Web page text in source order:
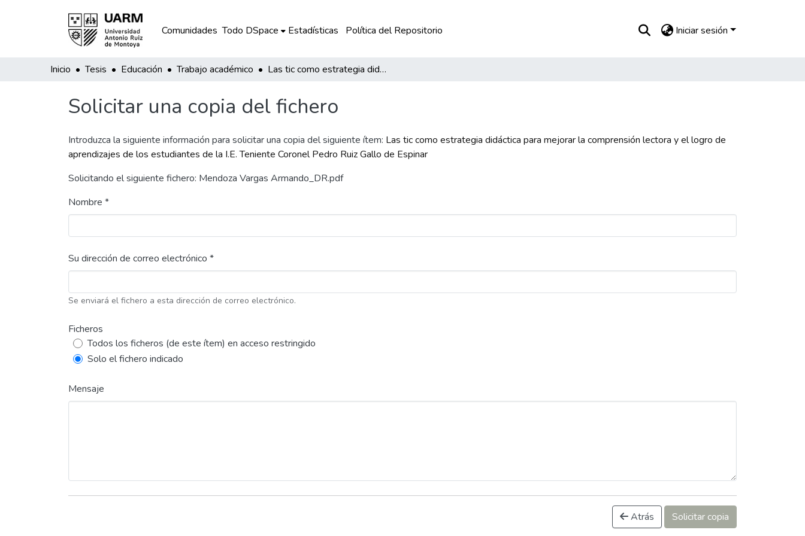
Comunidades Todo DSpace Estadísticas Política del Repositorio Iniciar sesión
Inicio Tesis Educación Trabajo académico Las tic como estrategia didáctica para mejorar la comprensión lectora y el logro de aprendizajes de los estudiantes de la I.E. Teniente Coronel Pedro Ruiz Gallo de Espinar
Solicitar una copia del fichero
Introduzca la siguiente información para solicitar una copia del siguiente ítem: Las tic como estrategia didáctica para mejorar la comprensión lectora y el logro de
aprendizajes de los estudiantes de la I.E. Teniente Coronel Pedro Ruiz Gallo de Espinar
Solicitando el siguiente fichero: Mendoza Vargas Armando_DR.pdf
Nombre *
Su dirección de correo electrónico *
Se enviará el fichero a esta dirección de correo electrónico.
Ficheros
Todos los ficheros (de este ítem) en acceso restringido
Solo el fichero indicado
Mensaje
Atrás Solicitar copia